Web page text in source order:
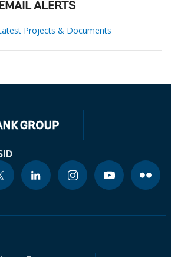
ALERTS
Projects & Documents